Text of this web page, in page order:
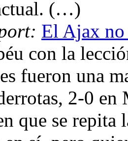
(…)
El Ajax no
con la
fueron una
2-0
que se repita